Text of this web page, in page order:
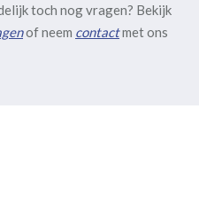
toch nog vragen? Bekijk
of neem contactmet ons